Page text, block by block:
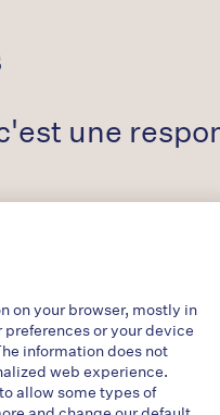
une
aux produits,
tous les
de
on your browser, mostly in
or your device
information does not
web experience.
allow some types of